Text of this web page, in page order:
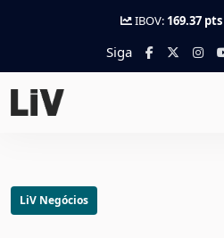
IBOV: 169.37 pts
Siga
LiV Negócios